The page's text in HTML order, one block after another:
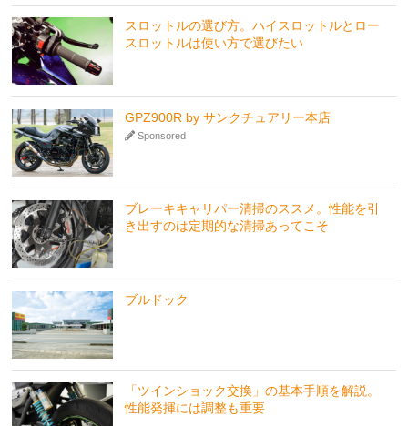
スロットルの選び方。ハイスロットルとロー
スロットルは使い方で選びたい
GPZ900R by サンクチュアリー本店
Sponsored
ブレーキキャリパー清掃のススメ。性能を引
き出すのは定期的な清掃あってこそ
ブルドック
「ツインショック交換」の基本手順を解説。
性能発揮には調整も重要